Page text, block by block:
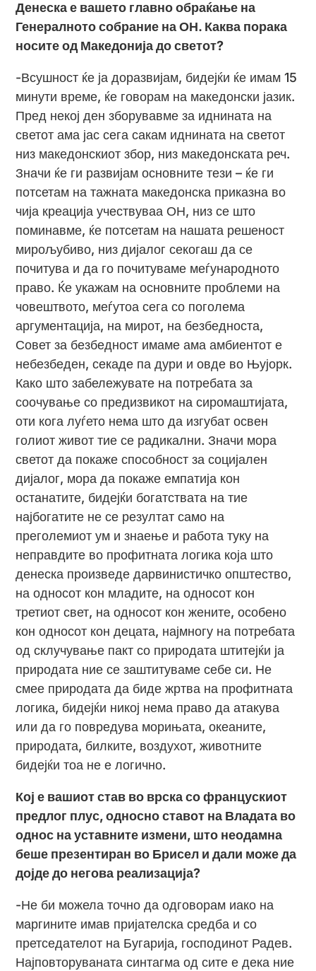
Денеска е вашето главно обраќање на
Генералното собрание на ОН. Каква порака
носите од Македонија до светот?
-Всушност ќе ја доразвијам, бидејќи ќе имам 15
минути време, ќе говорам на македонски јазик.
Пред некој ден зборувавме за иднината на
светот ама јас сега сакам иднината на светот
низ македонскиот збор, низ македонската реч.
Значи ќе ги развијам основните тези – ќе ги
потсетам на тажната македонска приказна во
чија креација учествуваа ОН, низ се што
поминавме, ќе потсетам на нашата решеност
мирољубиво, низ дијалог секогаш да се
почитува и да го почитуваме меѓународното
право. Ќе укажам на основните проблеми на
човештвото, меѓутоа сега со поголема
аргументација, на мирот, на безбедноста,
Совет за безбедност имаме ама амбиентот е
небезбеден, секаде па дури и овде во Њујорк.
Како што забележувате на потребата за
соочување со предизвикот на сиромаштијата,
оти кога луѓето нема што да изгубат освен
голиот живот тие се радикални. Значи мора
светот да покаже способност за социјален
дијалог, мора да покаже емпатија кон
останатите, бидејќи богатствата на тие
најбогатите не се резултат само на
преголемиот ум и знаење и работа туку на
неправдите во профитната логика која што
денеска произведе дарвинистичко општество,
на односот кон младите, на односот кон
третиот свет, на односот кон жените, особено
кон односот кон децата, најмногу на потребата
од склучување пакт со природата штитејќи ја
природата ние се заштитуваме себе си. Не
смее природата да биде жртва на профитната
логика, бидејќи никој нема право да атакува
или да го повредува морињата, океаните,
природата, билките, воздухот, животните
бидејќи тоа не е логично.
Кој е вашиот став во врска со францускиот
предлог плус, односно ставот на Владата во
однос на уставните измени, што неодамна
беше презентиран во Брисел и дали може да
дојде до негова реализација?
-Не би можела точно да одговорам иако на
маргините имав пријателска средба и со
претседателот на Бугарија, господинот Радев.
Најповторуваната синтагма од сите е дека ние